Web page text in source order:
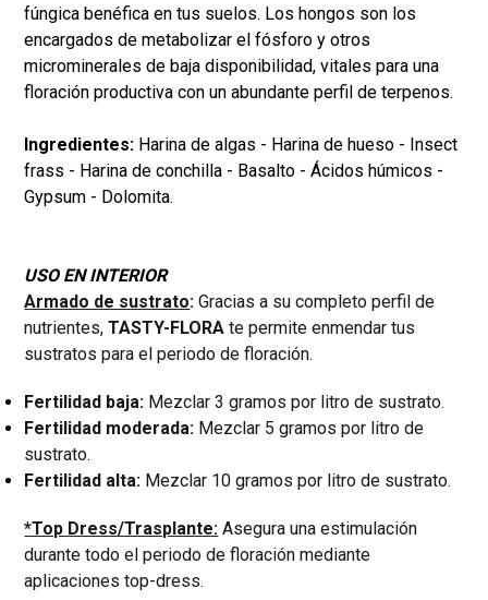
fúngica benéfica en tus suelos. Los hongos son los
encargados de metabolizar el fósforo y otros
microminerales de baja disponibilidad, vitales para una
floración productiva con un abundante perfil de terpenos.
Ingredientes: Harina de algas - Harina de hueso - Insect
frass - Harina de conchilla - Basalto - Ácidos húmicos -
Gypsum - Dolomita.
USO EN INTERIOR
Armado de sustrato: Gracias a su completo perfil de
nutrientes,TASTY-FLORA te permite enmendar tus
sustratos para el periodo de floración.
Fertilidad baja: Mezclar 3 gramos por litro de sustrato.
Fertilidad moderada: Mezclar 5 gramos por litro de
sustrato.
Fertilidad alta: Mezclar 10 gramos por litro de sustrato.
*Top Dress/Trasplante: Asegura una estimulación
durante todo el periodo de floración mediante
aplicaciones top-dress.